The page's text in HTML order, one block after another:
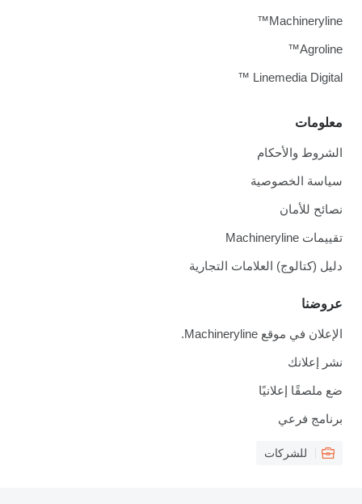
معلومات
الشروط والأحكام
سياسة الخصوصية
نصائح للأمان
تقييمات Machineryline
دليل (كتالوج) العلامات التجارية
عروضنا
الإعلان في موقع Machineryline.
نشر إعلانك
ضع ملصقًا إعلانيًا
برنامج فرعي
للشركات
Machineryline™
Agroline™
Linemedia Digital ™